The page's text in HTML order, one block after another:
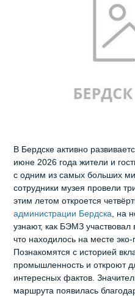
В Бердске активно
июне 2026 года жители и
с одним из самых больших
сотрудники музея провели
этим летом откроется
администрации Бердска , на
узнают, как БЭМЗ участвовал
что находилось на месте
Познакомятся с историей
промышленность и откроют
интересных фактов.
маршрута появилась